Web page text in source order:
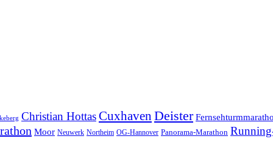
Christian HottasCuxhaven Deister
Moor Neuwerk Northeim OG-Hannover Panorama-Marathon